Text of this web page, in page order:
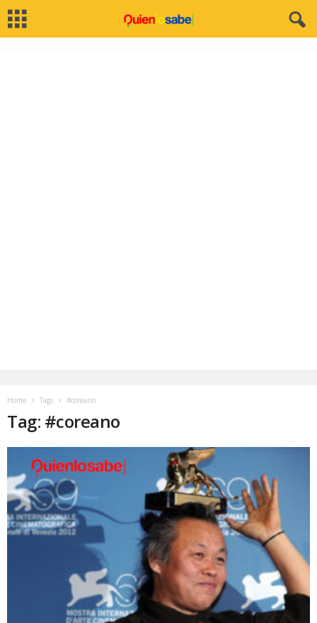
Home Tags #coreano
Tag: #coreano